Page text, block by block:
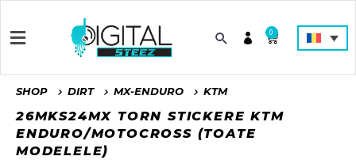
0
SHOP DIRT MX-ENDURO KTM
26MKS24MX TORN STICKERE KTM
ENDURO/MOTOCROSS (TOATE
MODELELE)